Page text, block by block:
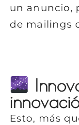
un anuncio,
de mailings
Esto, más